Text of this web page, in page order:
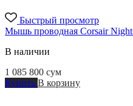
Быстрый просмотр
Мышь проводная Corsair
В наличии
1 085 800 сум
Купить В корзину